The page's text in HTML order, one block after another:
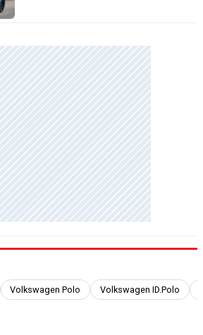
Volkswagen Polo Volkswagen ID.Polo